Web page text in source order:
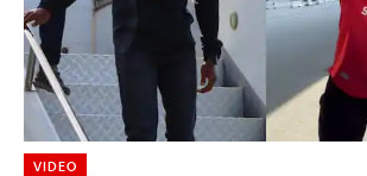
VIDEO